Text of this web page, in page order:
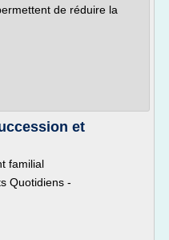
de réduire la
et
familial
Quotidiens -